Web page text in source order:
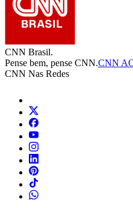
CNN Brasil.
Pense bem, pense CNN.CNN
CNN Nas Redes